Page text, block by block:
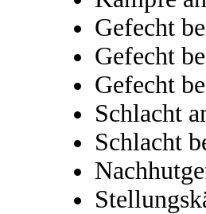
Gefecht
Gefecht
Gefecht
Schlacht
Schlacht